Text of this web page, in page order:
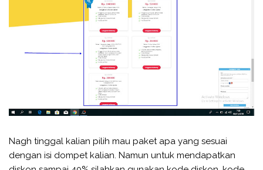
Nagh tinggal kalian pilih mau paket apa yang sesuai
dengan isi dompet kalian. Namun untuk mendapatkan